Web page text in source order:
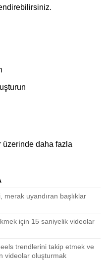
üzerinde daha fazla
merak uyandıran başlıklar
için 15 saniyelik videolar
trendlerini takip etmek ve
videolar oluşturmak